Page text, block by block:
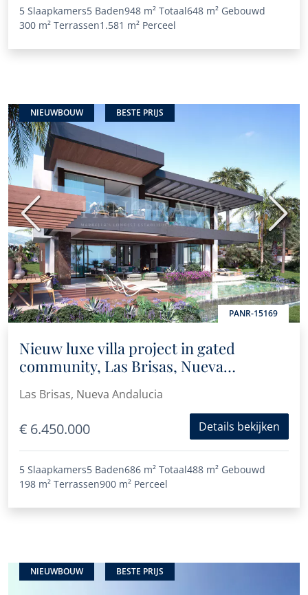
5 Slaapkamers5 Baden948 m² Totaal648 m² Gebouwd
300 m² Terrassen1.581 m² Perceel
NIEUWBOUW BESTE PRIJS
PANR-15169
Vorige
Nieuw luxe villa project in gated
community, Las Brisas, Nueva
Andalucia
Las Brisas, Nueva Andalucia
€ 6.450.000 Details bekijken
5 Slaapkamers5 Baden686 m² Totaal488 m² Gebouwd
198 m² Terrassen900 m² Perceel
NIEUWBOUW BESTE PRIJS